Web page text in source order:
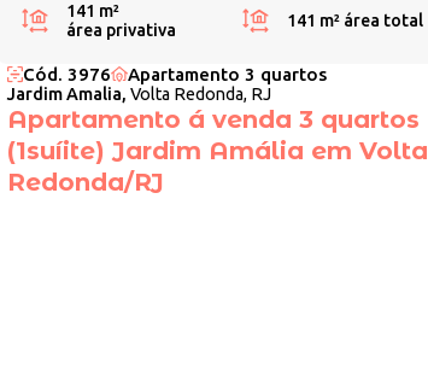
141 m²
área privativa
141 m² área total
Cód. 3976 Apartamento 3 quartos
Jardim Amalia, Volta Redonda, RJ
Apartamento á venda 3 quartos
(1suíite) Jardim Amália em Volta
Redonda/RJ